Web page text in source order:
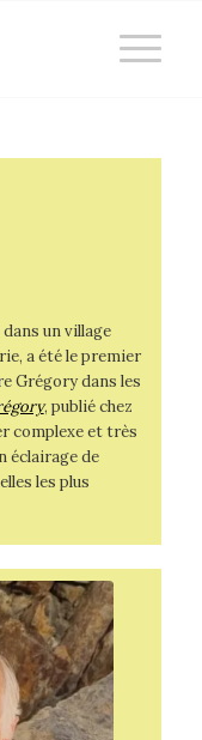
un village
a été le premier
Grégory dans les
, publié chez
complexe et très
éclairage de
les plus